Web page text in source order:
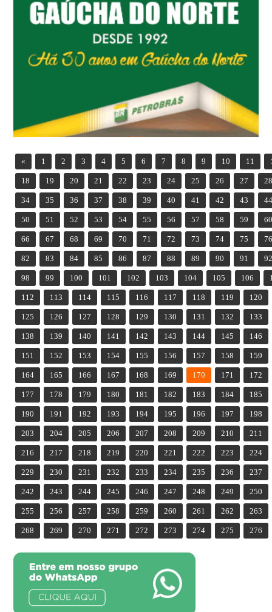
« 1 2 3 4 5 6 7 8 9 10 11
18 19 20 21 22 23 24 25 26 27
34 35 36 37 38 39 40 41 42 43
50 51 52 53 54 55 56 57 58 59
66 67 68 69 70 71 72 73 74 75
82 83 84 85 86 87 88 89 90 91
98 99 100 101 102 103 104 105 106
112 113 114 115 116 117 118 119 120
125 126 127 128 129 130 131 132 133
138 139 140 141 142 143 144 145 146
151 152 153 154 155 156 157 158 159
164 165 166 167 168 169 170 171 172
177 178 179 180 181 182 183 184 185
190 191 192 193 194 195 196 197 198
203 204 205 206 207 208 209 210 211
216 217 218 219 220 221 222 223 224
229 230 231 232 233 234 235 236 237
242 243 244 245 246 247 248 249 250
255 256 257 258 259 260 261 262 263
268 269 270 271 272 273 274 275 276